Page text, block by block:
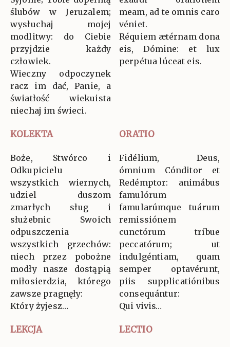
ślubów w Jeruzalem;
wysłuchaj mojej
modlitwy: do Ciebie
przyjdzie każdy
człowiek.
Wieczny odpoczynek
racz im dać, Panie, a
światłość wiekuista
niechaj im świeci.
meam, ad te omnis caro
véniet.
Réquiem ætérnam dona
eis, Dómine: et lux
perpétua lúceat eis.
KOLEKTA ORATIO
Boże, Stwórco i
Odkupicielu
wszystkich wiernych,
udziel duszom
zmarłych sług i
służebnic Swoich
odpuszczenia
wszystkich grzechów:
niech przez pobożne
modły nasze dostąpią
miłosierdzia, którego
zawsze pragnęły:
Który żyjesz…
Fidélium, Deus,
ómnium Cónditor et
Redémptor: animábus
famulórum
famularúmque tuárum
remissiónem
cunctórum tríbue
peccatórum; ut
indulgéntiam, quam
semper optavérunt,
piis supplicatiónibus
consequántur:
Qui vivis…
LEKCJA LECTIO